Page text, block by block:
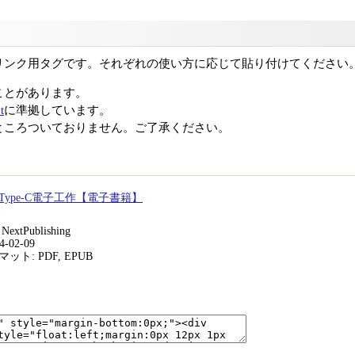
ク用タグです。それぞれの使い方に応じて貼り付けてください
があります。
に準拠しています。
ろついておりません。ご了承ください。
C電子工作【電子書籍】
02-09
ット: PDF, EPUB